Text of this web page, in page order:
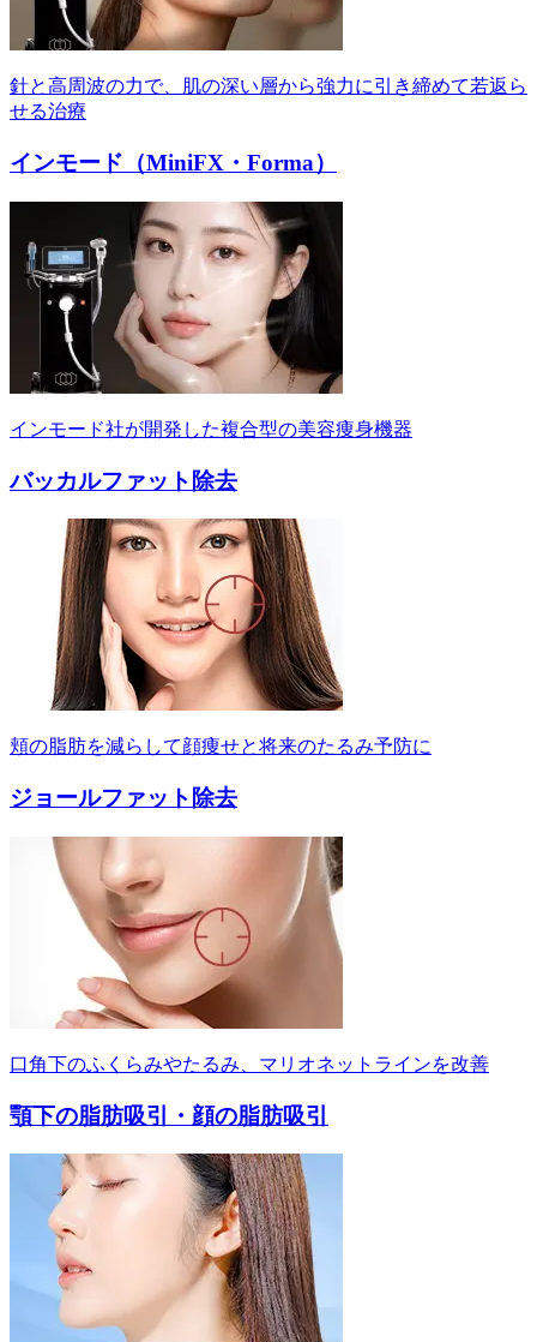
針と高周波の力で、肌の深い層から強力に引き締めて若返ら
せる治療
インモード（MiniFX・Forma）
インモード社が開発した複合型の美容痩身機器
バッカルファット除去
頬の脂肪を減らして顔痩せと将来のたるみ予防に
ジョールファット除去
口角下のふくらみやたるみ、マリオネットラインを改善
顎下の脂肪吸引・顔の脂肪吸引